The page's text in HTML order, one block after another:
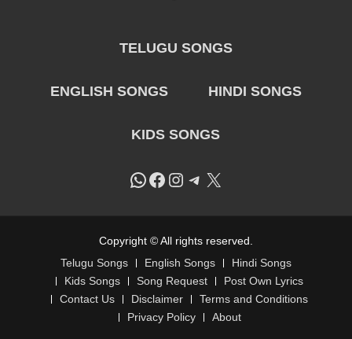
TELUGU SONGS
ENGLISH SONGS HINDI SONGS
KIDS SONGS
WhatsApp
Facebook
Instagram
Telegram
X
Copyright © All rights reserved.
Telugu Songs
English Songs
Hindi Songs
Kids Songs
Song Request
Post Own Lyrics
Contact Us
Disclaimer
Terms and Conditions
Privacy Policy
About